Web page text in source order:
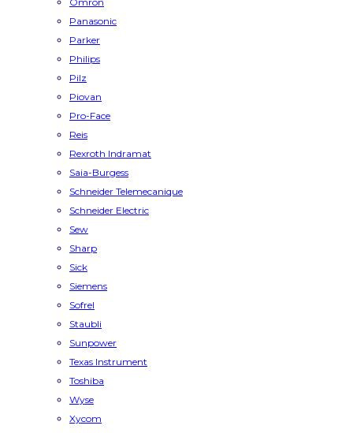
Panasonic
Parker
Philips
Pilz
Piovan
Pro-Face
Reis
Rexroth Indramat
Saia-Burgess
Schneider Telemecanique
Schneider Electric
Sew
Sharp
Sick
Siemens
Sofrel
Staubli
Sunpower
Texas Instrument
Toshiba
Wyse
Xycom